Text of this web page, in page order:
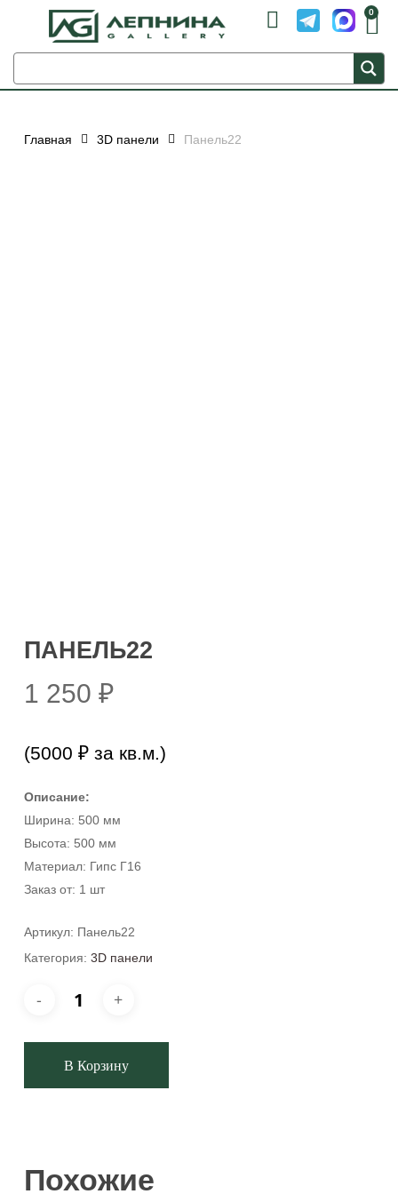
0
Главная 3D панели Панель22
ПАНЕЛЬ22
1 250 ₽
(5000 ₽ за кв.м.)
Описание:
Ширина: 500 мм
Высота: 500 мм
Материал: Гипс Г16
Заказ от: 1 шт
Артикул: Панель22
Категория: 3D панели
В Корзину
Похожие